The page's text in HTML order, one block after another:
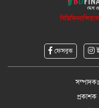
ফেসবুক
প্রকাশক